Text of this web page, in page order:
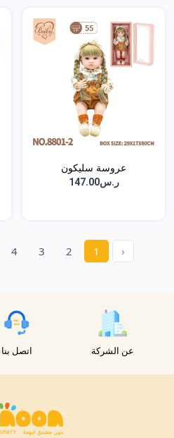
عروسة سليكون
ر.س147.00
‹
1
2
3
4
عن الشركة اتصل بنا